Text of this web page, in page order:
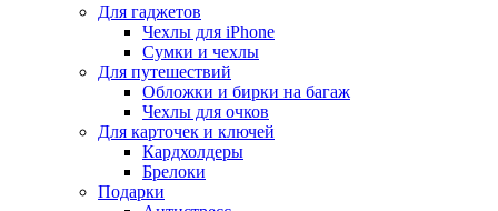
Для гаджетов
Чехлы для iPhone
Сумки и чехлы
Для путешествий
Обложки и бирки на багаж
Чехлы для очков
Для карточек и ключей
Кардхолдеры
Брелоки
Подарки